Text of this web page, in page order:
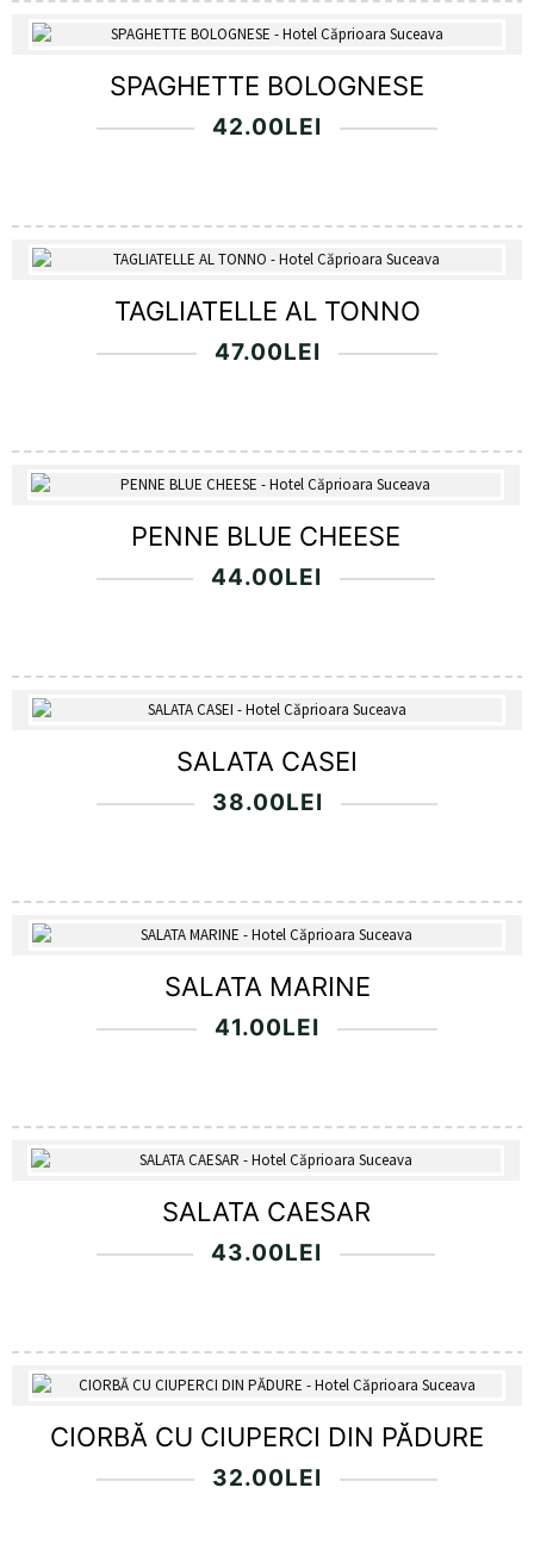
SPAGHETTE BOLOGNESE
42.00LEI
TAGLIATELLE AL TONNO
47.00LEI
PENNE BLUE CHEESE
44.00LEI
SALATA CASEI
38.00LEI
SALATA MARINE
41.00LEI
SALATA CAESAR
43.00LEI
CIORBĂ CU CIUPERCI DIN PĂDURE
32.00LEI